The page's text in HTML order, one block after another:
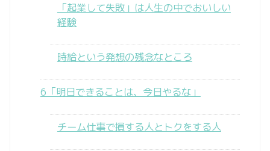
「起業して失敗」は人生の中でおいしい
経験
時給という発想の残念なところ
6「明日できることは、今日やるな」
チーム仕事で損する人とトクをする人